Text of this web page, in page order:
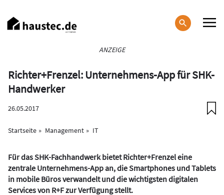
zum
Inhalt
ANZEIGE
Richter+Frenzel: Unternehmens-App für SHK-
Handwerker
26.05.2017
Startseite Management IT
Für das SHK-Fachhandwerk bietet Richter+Frenzel eine
zentrale Unternehmens-App an, die Smartphones und Tablets
in mobile Büros verwandelt und die wichtigsten digitalen
Services von R+F zur Verfügung stellt.